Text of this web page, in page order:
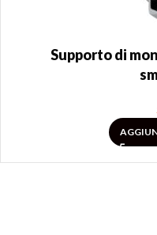
Supporto di